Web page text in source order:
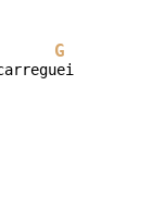
G